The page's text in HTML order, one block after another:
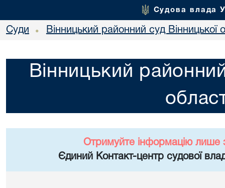
Судова влада
Суди • Вінницький районний суд Вінницької
Вінницький
Отримуйте інформацію лише
Єдиний Контакт-центр судової